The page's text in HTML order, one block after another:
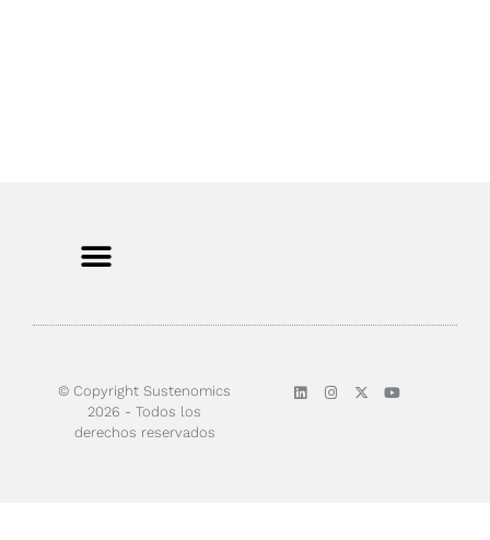
© Copyright Sustenomics
2026 - Todos los
derechos reservados